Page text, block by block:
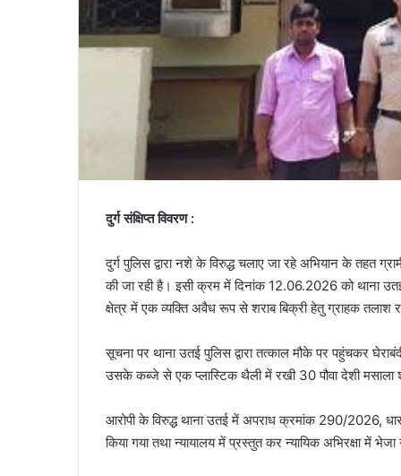
दुर्ग संक्षिप्त विवरण :
दुर्ग पुलिस द्वारा नशे के विरुद्ध चलाए जा रहे अभियान के तहत
की जा रही है। इसी क्रम में दिनांक 12.06.2026 को थाना
क्षेत्र में एक व्यक्ति अवैध रूप से शराब बिक्री हेतु ग्राहक तलाश
सूचना पर थाना उतई पुलिस द्वारा तत्काल मौके पर पहुंचकर
उसके कब्जे से एक प्लास्टिक थैली में रखी 30 पौवा देशी
आरोपी के विरुद्ध थाना उतई में अपराध क्रमांक 290/2026,
किया गया तथा न्यायालय में प्रस्तुत कर न्यायिक अभिरक्षा में भेजा